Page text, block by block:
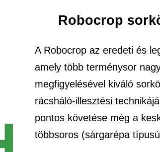
Robocrop
A Robocrop az eredeti és
amely több terménysor
megfigyelésével kiváló
rácsháló-illesztési
pontos követése még a
többsoros (sárgarépa